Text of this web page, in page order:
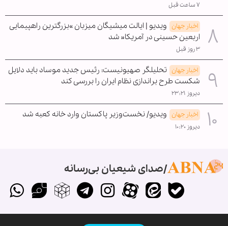
۷ ساعت قبل
اخبار جهان ویدیو | ایالت میشیگان میزبان »بزرگترین راهپیمایی
اربعین حسینی در آمریکا« شد
۳ روز قبل
اخبار جهان تحلیلگر صهیونیست: رئیس جدید موساد باید دلایل
شکست طرح براندازی نظام ایران را بررسی کند
دیروز ۲۳:۲۱
اخبار جهان ویدیو/ نخست‌وزیر پاکستان وارد خانه کعبه شد
دیروز ۱۰:۲۰
صدای شیعیان بی‌رسانه